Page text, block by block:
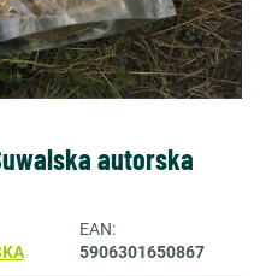
autorska
EAN
5906301650867